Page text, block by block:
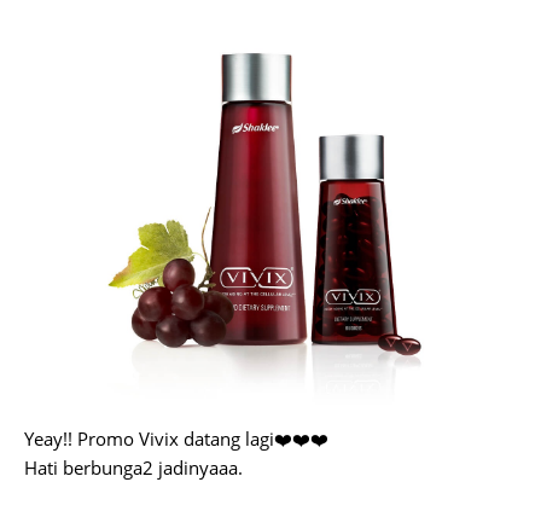
Yeay!! Promo Vivix datang lagi❤️❤️❤️
Hati berbunga2 jadinyaaa.